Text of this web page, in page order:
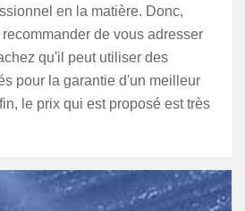
en la matière. Donc,
de vous adresser
qu'il peut utiliser des
pour la garantie d'un meilleur
le prix qui est proposé est très